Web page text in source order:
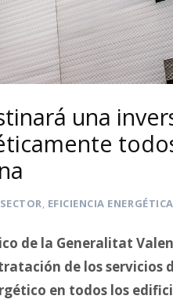
una
, EFICIENCIA ENERGÉTICA
de la Generalitat
de los servicios
en todos los